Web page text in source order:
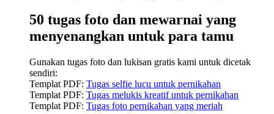
50 tugas foto dan mewarnai yang
menyenangkan untuk para tamu
Gunakan tugas foto dan lukisan gratis kami untuk dicetak
sendiri:
Templat PDF: Tugas selfie lucu untuk pernikahan
Templat PDF: Tugas melukis kreatif untuk pernikahan
Templat PDF: Tugas foto pernikahan yang meriah